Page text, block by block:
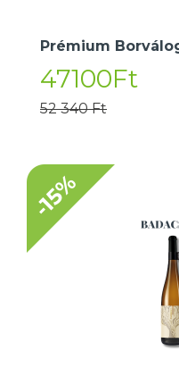
Prémium
47100Ft
52 340 Ft
-15%